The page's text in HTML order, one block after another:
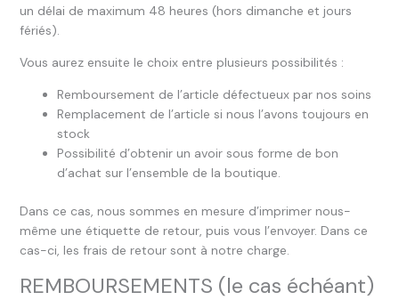
un délai de maximum 48 heures (hors dimanche et jours
fériés).
Vous aurez ensuite le choix entre plusieurs possibilités :
Remboursement de l’article défectueux par nos soins
Remplacement de l’article si nous l’avons toujours en
stock
Possibilité d’obtenir un avoir sous forme de bon
d’achat sur l’ensemble de la boutique.
Dans ce cas, nous sommes en mesure d’imprimer nous-
même une étiquette de retour, puis vous l’envoyer. Dans ce
cas-ci, les frais de retour sont à notre charge.
REMBOURSEMENTS (le cas échéant)